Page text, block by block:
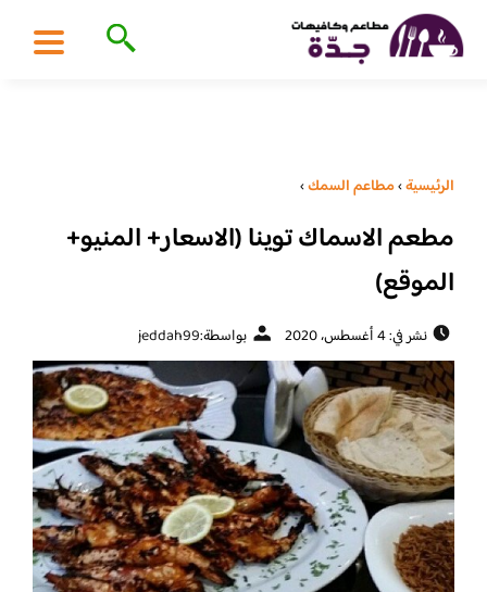
الرئيسية›مطاعم السمك›
مطعم الاسماك توينا (الاسعار+ المنيو+
الموقع)
نشر في: 4 أغسطس، 2020 بواسطة:jeddah99